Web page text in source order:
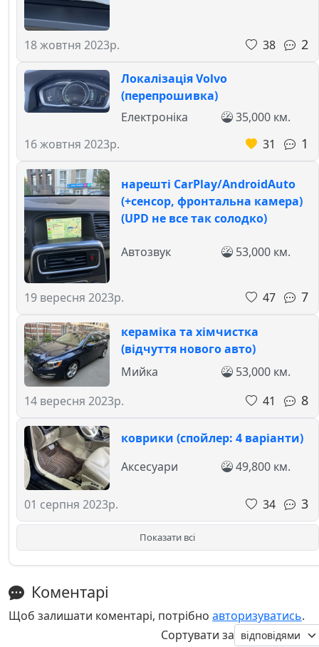
18 жовтня 2023р. 38 2
Локалізація Volvo
(перепрошивка)
16 жовтня 2023р.
Електроніка
35,000 км.
31
1
нарешті CarPlay/AndroidAuto
(+сенсор, фронтальна камера)
(UPD не все так солодко)
19 вересня 2023р.
Автозвук 53,000 км.
47 7
кераміка та хімчистка
(відчуття нового авто)
14 вересня 2023р.
Мийка
53,000 км.
41
8
коврики (спойлер: 4 варіанти)
01 серпня 2023р.
Аксесуари 49,800 км.
34 3
Показати всі
Коментарі
Щоб залишати коментарі, потрібно авторизуватись.
Сортувати за